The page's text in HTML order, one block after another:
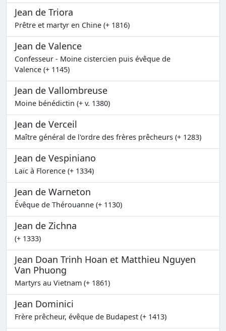
Jean de Triora
Prêtre et martyr en Chine (+ 1816)
Jean de Valence
Confesseur - Moine cistercien puis évêque de
Valence (+ 1145)
Jean de Vallombreuse
Moine bénédictin (+ v. 1380)
Jean de Verceil
Maître général de l'ordre des frères prêcheurs (+ 1283)
Jean de Vespiniano
Laïc à Florence (+ 1334)
Jean de Warneton
Évêque de Thérouanne (+ 1130)
Jean de Zichna
(+ 1333)
Jean Doan Trinh Hoan et Matthieu Nguyen
Van Phuong
Martyrs au Vietnam (+ 1861)
Jean Dominici
Frère prêcheur, évêque de Budapest (+ 1413)